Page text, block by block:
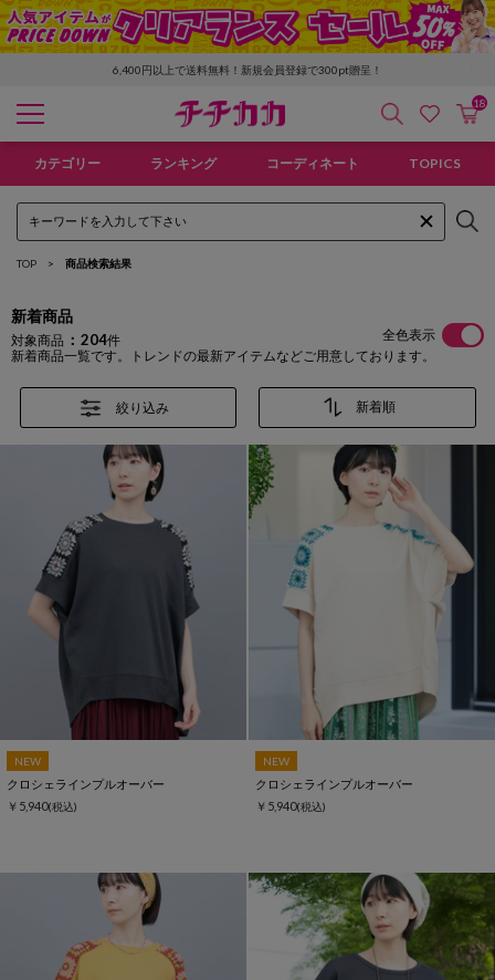
6,400円以上で送料無料！新規会員登録で300pt贈呈！
「GMO後払い」お支払い停滞時の回収手数料のご負担について
検索 お気にカ
18
カテゴリー ランキング コーディネート TOPICS
TOP 商品検索結果
新着商品
対象商品 204件
全色表示
新着商品一覧です。トレンドの最新アイテムなどご用意しております。
絞り込み
NEW
クロシェラインプルオーバー
￥5,940(税込)
NEW
クロシェラインプルオーバー
￥5,940(税込)